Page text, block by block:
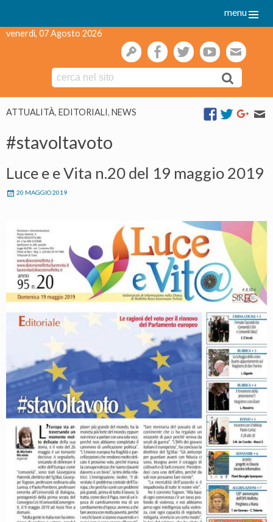
menu
venerdì, 07 Agosto 2026
gestionefacebooktwitteryoutube
to
ATTUALITÀ, EDITORIALI, NEWS
#stavoltavoto
Luce e e Vita n.20 del 19 maggio 2019
20 MAGGIO 2019